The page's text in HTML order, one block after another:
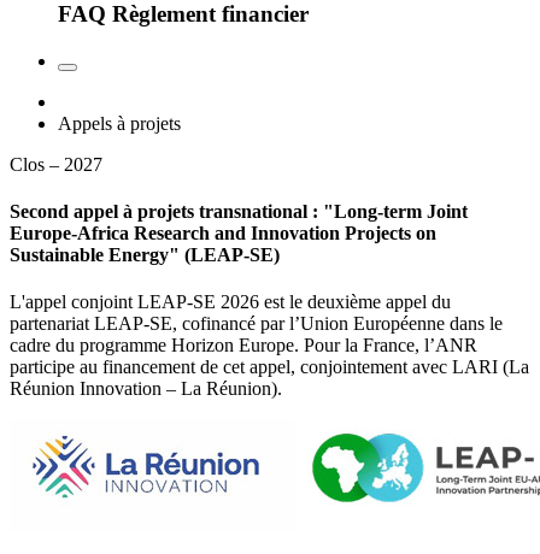
FAQ Règlement financier
Appels à projets
Clos – 2027
Second appel à projets transnational : "Long-term Joint
Europe-Africa Research and Innovation Projects on
Sustainable Energy" (LEAP-SE)
L'appel conjoint LEAP-SE 2026 est le deuxième appel du
partenariat LEAP-SE, cofinancé par l’Union Européenne dans le
cadre du programme Horizon Europe. Pour la France, l’ANR
participe au financement de cet appel, conjointement avec LARI (La
Réunion Innovation – La Réunion).